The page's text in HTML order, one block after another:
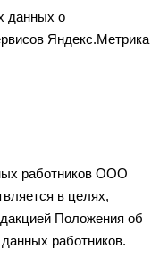
данных о
Яндекс.Метрика
работников ООО
в целях,
Положения об
работников.